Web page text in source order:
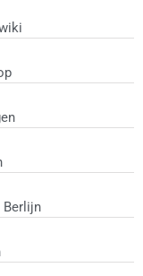
Berlijn